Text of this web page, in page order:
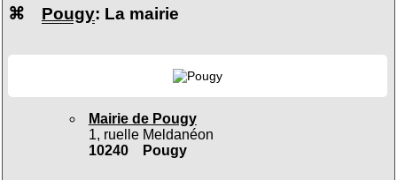
⌘ Pougy: La mairie
Mairie de Pougy
1, ruelle Meldanéon
10240 Pougy